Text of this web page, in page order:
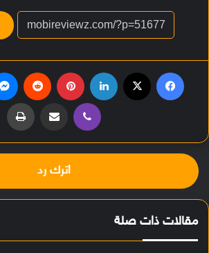
ڤايبر مشاركة عبر البريد طباعة
اترك رد
مقالات ذات صلة